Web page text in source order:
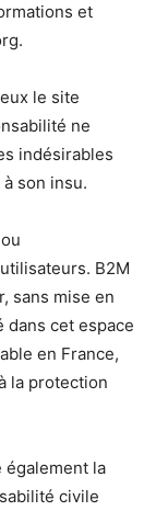
et
le site
ne
indésirables
son insu.
B2M
sans mise en
dans cet espace
en France,
la protection
également la
civile